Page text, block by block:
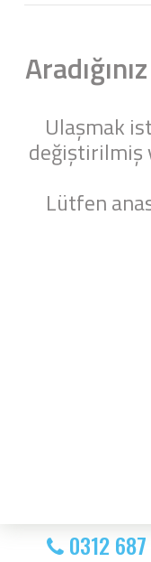
Ulaşmak
değiştirilmiş
Lütfen
0312